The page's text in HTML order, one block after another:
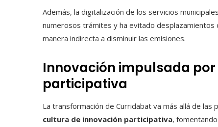
Además, la digitalización de los servicios
numerosos trámites y ha evitado
manera indirecta a disminuir las emisiones.
Innovación impulsada
participativa
La transformación de Curridabat va más allá de las
cultura de innovación participativa,